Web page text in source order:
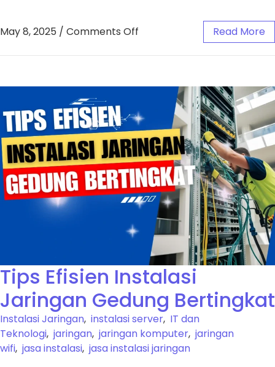
May 8, 2025 / Comments Off Read More
Tips Efisien Instalasi
Jaringan Gedung Bertingkat
Instalasi Jaringan, instalasi server, IT dan
Teknologi, jaringan, jaringan komputer, jaringan
wifi, jasa instalasi, jasa instalasi jaringan